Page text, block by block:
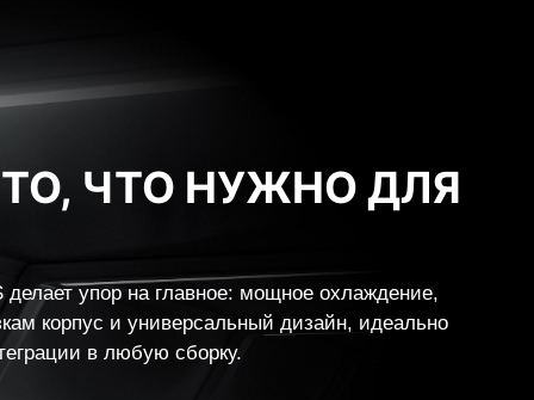
ЧТО НУЖНО ДЛЯ
делает упор на главное: мощное охлаждение,
корпус и универсальный дизайн, идеально
в любую сборку.